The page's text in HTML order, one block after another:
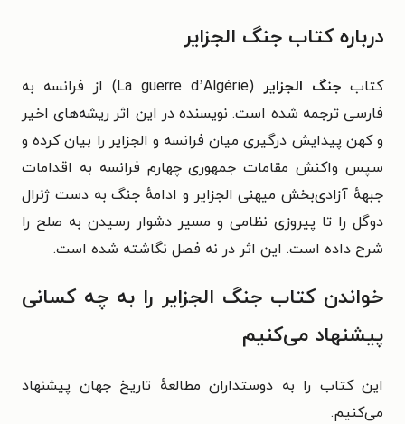
درباره کتاب جنگ الجزایر
کتاب جنگ الجزایر
(La guerre d’Algérie) از فرانسه به
فارسی ترجمه شده است. نویسنده در این اثر ریشه‌های اخیر
و کهن پیدایش درگیری میان فرانسه و الجزایر را بیان کرده و
سپس واکنش مقامات جمهوری چهارم فرانسه به اقدامات
جبههٔ آزادی‌بخش میهنی الجزایر و ادامهٔ جنگ به دست ژنرال
دوگل را تا پیروزی نظامی و مسیر دشوار رسیدن به صلح را
شرح داده است. این اثر در نه فصل نگاشته شده است.
خواندن کتاب جنگ الجزایر را به چه کسانی
پیشنهاد می‌کنیم
این کتاب را به دوستداران مطالعهٔ تاریخ جهان پیشنهاد
می‌کنیم.